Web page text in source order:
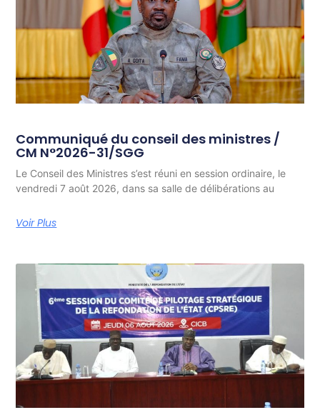
Communiqué du conseil des ministres /
CM N°2026-31/SGG
Le Conseil des Ministres s’est réuni en session ordinaire, le
vendredi 7 août 2026, dans sa salle de délibérations au
Voir Plus